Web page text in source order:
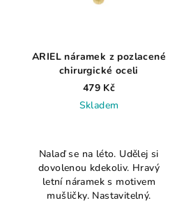
ARIEL náramek z pozlacené
chirurgické oceli
479 Kč
Skladem
Nalaď se na léto. Udělej si
dovolenou kdekoliv. Hravý
letní náramek s motivem
mušličky. Nastavitelný.